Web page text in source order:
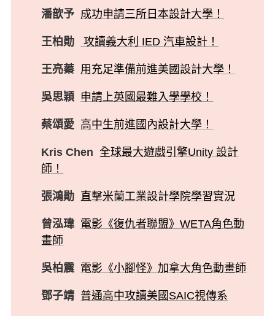
潘歆予 成功申請三所日本設計大學！
王柏勛 攻讀義大利 IED 汽車設計！
王亮蓁 用充足準備前進美國設計大學！
吳思穎 申請上英國最難入學學校！
蔡頌愛 高中生前進國內設計大學！
Kris Chen 全球最大遊戲引擎Unity 設計
師！
張鴻勛 直擊米蘭工業設計學院學習實況
曾泓瑋 電影《復仇者聯盟》WETA角色動
畫師
吳柏震 電影《小腳怪》加拿大角色動畫師
鄧子靖 普通高中攻讀美國SAIC視傳系